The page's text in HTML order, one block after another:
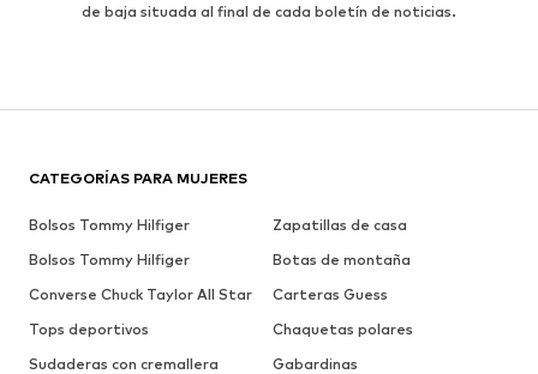
de baja situada al final de cada boletín de noticias.
CATEGORÍAS PARA MUJERES
Bolsos Tommy Hilfiger
Zapatillas de casa
Bolsos Tommy Hilfiger
Botas de montaña
Converse Chuck Taylor All Star
Carteras Guess
Tops deportivos
Chaquetas polares
Sudaderas con cremallera
Gabardinas